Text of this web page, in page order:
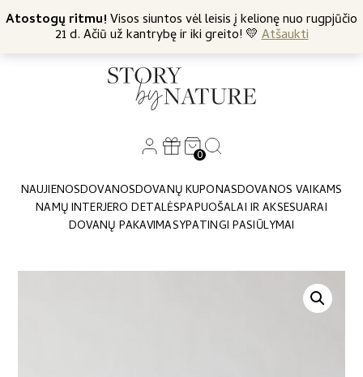
Atostogų ritmu!Visos siuntos vėl leisis į kelionę nuo rugpjūčio
21 d. Ačiū už kantrybę ir iki greito! 💛Atšaukti
Nemokamas siuntimas nuo 45 Eur +370 682 57369
0
NAUJIENOSDOVANOSDOVANŲ KUPONASDOVANOS VAIKAMS
NAMŲ INTERJERO DETALĖSPAPUOŠALAI IR AKSESUARAI
DOVANŲ PAKAVIMASYPATINGI PASIŪLYMAI